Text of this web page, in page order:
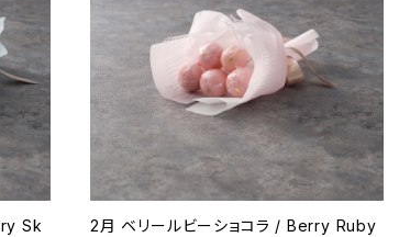
Sk
2月 ベリールビーショコラ / Berry Ruby